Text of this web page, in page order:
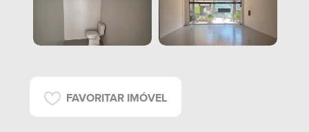
FAVORITAR IMÓVEL